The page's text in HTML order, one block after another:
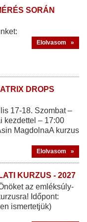
SORÁN
Elolvasom »
DROPS
17-18. Szombat –
kezdettel – 17:00
MagdolnaA kurzus
Elolvasom »
KURZUS - 2027
az emléksúly-
Időpont:
ismertetjük)